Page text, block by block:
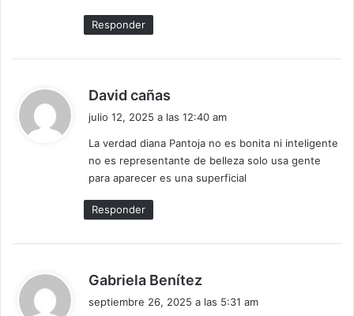
Responder
David cañas
e
:
julio 12, 2025 a las 12:40 am
La verdad diana Pantoja no es bonita ni inteligente
no es representante de belleza solo usa gente
para aparecer es una superficial
Responder
Gabriela Benítez
septiembre 26, 2025 a las 5:31 am